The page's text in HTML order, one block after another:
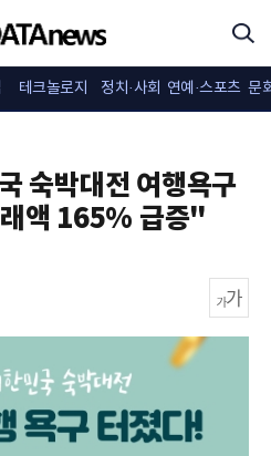
테크놀로지 정치·사회 연예·스포츠 문
숙박대전 여행욕구
액 165% 급증"